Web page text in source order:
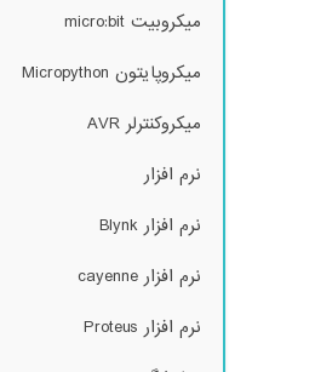
میکروبیت micro:bit
میکروپایتون Micropython
میکروکنترلر AVR
نرم افزار
نرم افزار Blynk
نرم افزار cayenne
نرم افزار Proteus